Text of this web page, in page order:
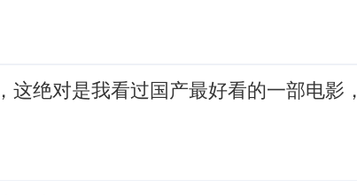
这绝对是我看过国产最好看的一部电影，